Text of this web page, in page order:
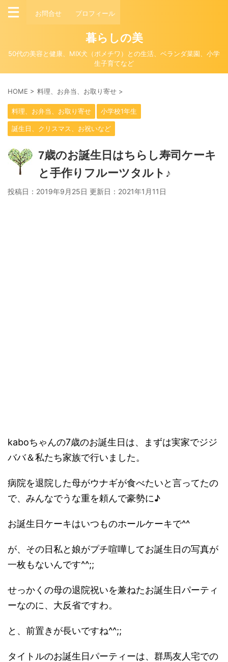
お問合せ プロフィール
暮らしの美
50代の美容と健康、MIX犬（ポメチワ）との生活、ベランダ菜園、小学
生子育てなど
HOME > 料理、お弁当、お取り寄せ >
料理、お弁当、お取り寄せ 小学校1年生
誕生日、クリスマス、お祝いなど
7歳のお誕生日はちらし寿司ケーキ
と手作りフルーツタルト♪
投稿日：2019年9月25日 更新日： 2021年1月11日
kaboちゃんの7歳のお誕生日は、まずは実家でジジ
ババ＆私たち家族で行いました。
病院を退院した母がウナギが食べたいと言ってたの
で、みんなでうな重を頼んで豪勢に♪
お誕生日ケーキはいつものホールケーキで^^
が、その日私と娘がプチ喧嘩してお誕生日の写真が
一枚もないんです^^;;
せっかくの母の退院祝いを兼ねたお誕生日パーティ
ーなのに、大反省ですわ。
と、前置きが長いですね^^;;
タイトルのお誕生日パーティーは、群馬友人宅での